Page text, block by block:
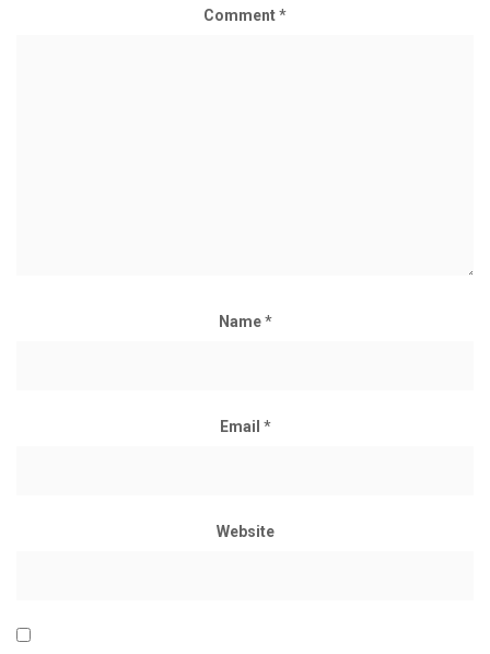
Comment*
Name*
Email *
Website